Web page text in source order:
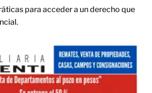
para acceder a un derecho que